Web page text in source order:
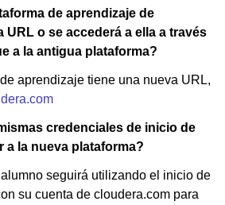
de aprendizaje de
URL o se accederá a ella a través
a la antigua plataforma?
aprendizaje tiene una nueva URL,
credenciales de inicio de
a la nueva plataforma?
seguirá utilizando el inicio de
su cuenta de cloudera.com para